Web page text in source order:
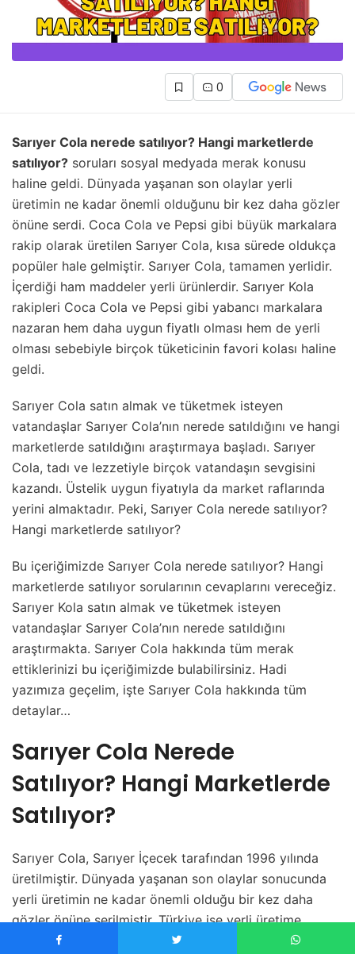
0
Sarıyer Cola nerede satılıyor? Hangi marketlerde
satılıyor? soruları sosyal medyada merak konusu
haline geldi. Dünyada yaşanan son olaylar yerli
üretimin ne kadar önemli olduğunu bir kez daha gözler
önüne serdi. Coca Cola ve Pepsi gibi büyük markalara
rakip olarak üretilen Sarıyer Cola, kısa sürede oldukça
popüler hale gelmiştir. Sarıyer Cola, tamamen yerlidir.
İçerdiği ham maddeler yerli ürünlerdir. Sarıyer Kola
rakipleri Coca Cola ve Pepsi gibi yabancı markalara
nazaran hem daha uygun fiyatlı olması hem de yerli
olması sebebiyle birçok tüketicinin favori kolası haline
geldi.
Sarıyer Cola satın almak ve tüketmek isteyen
vatandaşlar Sarıyer Cola’nın nerede satıldığını ve hangi
marketlerde satıldığını araştırmaya başladı. Sarıyer
Cola, tadı ve lezzetiyle birçok vatandaşın sevgisini
kazandı. Üstelik uygun fiyatıyla da market raflarında
yerini almaktadır. Peki, Sarıyer Cola nerede satılıyor?
Hangi marketlerde satılıyor?
Bu içeriğimizde Sarıyer Cola nerede satılıyor? Hangi
marketlerde satılıyor sorularının cevaplarını vereceğiz.
Sarıyer Kola satın almak ve tüketmek isteyen
vatandaşlar Sarıyer Cola’nın nerede satıldığını
araştırmakta. Sarıyer Cola hakkında tüm merak
ettiklerinizi bu içeriğimizde bulabilirsiniz. Hadi
yazımıza geçelim, işte Sarıyer Cola hakkında tüm
detaylar…
Sarıyer Cola Nerede
Satılıyor? Hangi Marketlerde
Satılıyor?
Sarıyer Cola, Sarıyer İçecek tarafından 1996 yılında
üretilmiştir. Dünyada yaşanan son olaylar sonucunda
yerli üretimin ne kadar önemli olduğu bir kez daha
gözler önüne serilmiştir. Türkiye ise yerli üretime
oldukça önem vermektedir. Dünya pazar liderleri Coca